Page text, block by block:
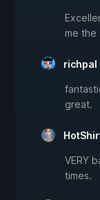
me the
richpal
great.
VERY
times.